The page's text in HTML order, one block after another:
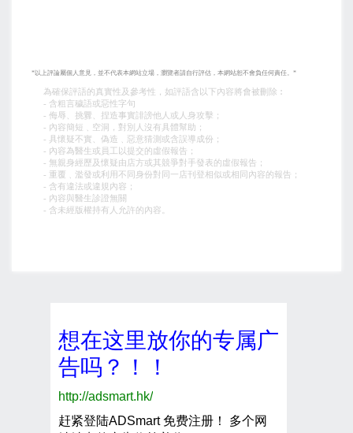
*以上評論屬個人意見，並不代表本網站立場，瀏覽者請自行評估，本網站恕不會負任何責任。*
為確保評語的真實性及參考性，如評語含以下內容將會被刪除︰
- 含粗言穢語或惡性字句
- 侮辱、挑釁、捏造事實誹謗他人或人身攻擊；
- 內容簡短﹑空洞，對別人沒有具體幫助；
- 具懷疑不實、偽造﹑惡意猜測或含誤導成份；
- 內容為醫生或員工以提交的虛假報告；
- 無親身經歷及懷疑由店方或其競爭對手發表的虛假報告；
- 重覆﹑濫發或利用不同身份對同一店刊登相似或相同內容的報告；
- 含有違法或違規內容；
- 內容與醫生診證無關
- 含未經版權持有人允許的內容。